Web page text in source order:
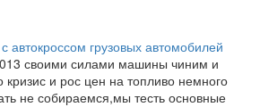
автокроссом грузовых автомобилей
своими силами машины чиним и
кризис и рос цен на топливо немного
не собираемся,мы тесть основные